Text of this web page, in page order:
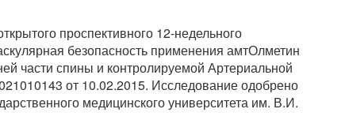
проспективного 12-недельного
безопасность применения амтОлметин
части спины и контролируемой Артериальной
от 10.02.2015. Исследование одобрено
медицинского университета им. В.И.